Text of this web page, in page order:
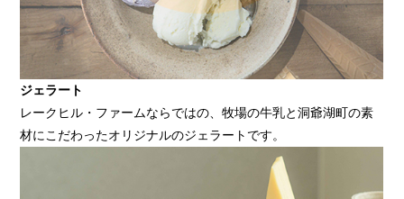
ジェラート
レークヒル・ファームならではの、牧場の牛乳と洞爺湖町の素
材にこだわったオリジナルのジェラートです。